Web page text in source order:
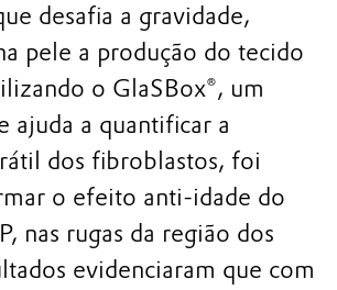
desafia a gravidade,
pele a produção do tecido
o GlaSBox®, um
ajuda a quantificar a
dos fibroblastos, foi
o efeito anti-idade do
nas rugas da região dos
evidenciaram que com